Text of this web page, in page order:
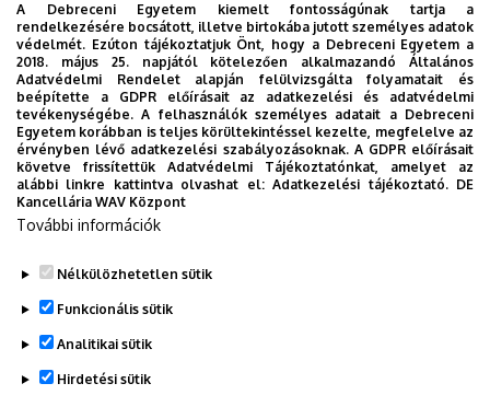
Hidrobiológus MSc
OSZTATLAN KÉPZÉS
Gyógyszerész képzés
Tanár képzés
SZAKDOLGOZATI TÉMÁK
Legutóbbi frissítés: 2023. 06. 08. 10:58
A Debreceni Egyetem kiemelt fontosságúnak tartja a
rendelkezésére bocsátott, illetve birtokába jutott személyes adatok
védelmét. Ezúton tájékoztatjuk Önt, hogy a Debreceni Egyetem a
2018. május 25. napjától kötelezően alkalmazandó Általános
Adatvédelmi Rendelet alapján felülvizsgálta folyamatait és
beépítette a GDPR előírásait az adatkezelési és adatvédelmi
tevékenységébe. A felhasználók személyes adatait a Debreceni
Egyetem korábban is teljes körültekintéssel kezelte, megfelelve az
érvényben lévő adatkezelési szabályozásoknak. A GDPR előírásait
követve frissítettük Adatvédelmi Tájékoztatónkat, amelyet az
alábbi linkre kattintva olvashat el:Adatkezelési tájékoztató. DE
Kancellária WAV Központ
További információk
Nélkülözhetetlen sütik
Funkcionális sütik
Analitikai sütik
Hirdetési sütik